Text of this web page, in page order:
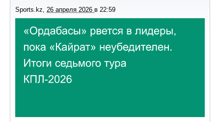
Sports.kz 26 апреля 2026 в 22:59